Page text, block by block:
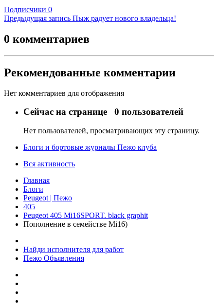
Подписчики 0
Предыдущая запись Пыж радует нового владельца!
0 комментариев
Рекомендованные комментарии
Нет комментариев для отображения
Сейчас на странице 0 пользователей
Нет пользователей, просматривающих эту страницу.
Блоги и бортовые журналы Пежо клуба
Вся активность
Главная
Блоги
Peugeot | Пежо
405
Peugeot 405 Mi16SPORT. black graphit
Пополнение в семействе Mi16)
Найди исполнителя для работ
Пежо Объявления